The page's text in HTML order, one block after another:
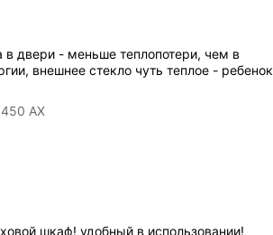
в двери - меньше теплопотери, чем в
внешнее стекло чуть теплое - ребенок
AX
шкаф! удобный в использовании!